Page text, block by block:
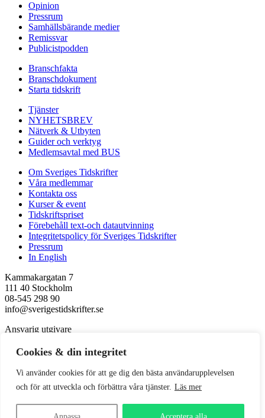
Cookies & din integritet
Vi använder cookies för att ge dig den bästa användarupplevelsen
och för att utveckla och förbättra våra tjänster. Läs mer
Opinion
Pressrum
Samhällsbärande medier
Remissvar
Publicistpodden
Branschfakta
Branschdokument
Starta tidskrift
Tjänster
NYHETSBREV
Nätverk & Utbyten
Guider och verktyg
Medlemsavtal med BUS
Om Sveriges Tidskrifter
Våra medlemmar
Kontakta oss
Kurser & event
Tidskriftspriset
Förebehåll text-och datautvinning
Integritetspolicy för Sveriges Tidskrifter
Pressrum
In English
Kammakargatan 7
111 40 Stockholm
08-545 298 90
info@sverigestidskrifter.se
Ansvarig utgivare
LinkedIn